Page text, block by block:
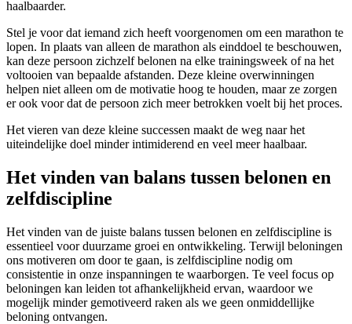
haalbaarder.
Stel je voor dat iemand zich heeft voorgenomen om een marathon te
lopen. In plaats van alleen de marathon als einddoel te beschouwen,
kan deze persoon zichzelf belonen na elke trainingsweek of na het
voltooien van bepaalde afstanden. Deze kleine overwinningen
helpen niet alleen om de motivatie hoog te houden, maar ze zorgen
er ook voor dat de persoon zich meer betrokken voelt bij het proces.
Het vieren van deze kleine successen maakt de weg naar het
uiteindelijke doel minder intimiderend en veel meer haalbaar.
Het vinden van balans tussen belonen en
zelfdiscipline
Het vinden van de juiste balans tussen belonen en zelfdiscipline is
essentieel voor duurzame groei en ontwikkeling. Terwijl beloningen
ons motiveren om door te gaan, is zelfdiscipline nodig om
consistentie in onze inspanningen te waarborgen. Te veel focus op
beloningen kan leiden tot afhankelijkheid ervan, waardoor we
mogelijk minder gemotiveerd raken als we geen onmiddellijke
beloning ontvangen.